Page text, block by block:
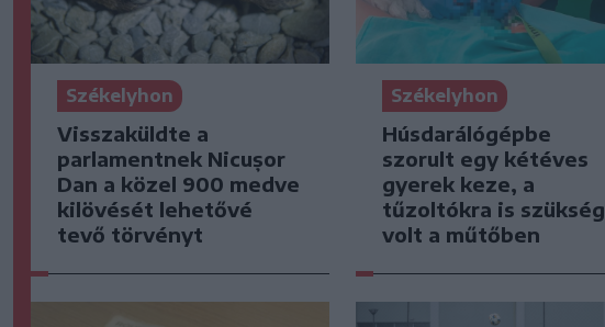
Székelyhon
Visszaküldte a
parlamentnek Nicușor
Dan a közel 900 medve
kilövését lehetővé
tevő törvényt
Székelyhon
Húsdarálógépbe
szorult egy kétéves
gyerek keze, a
tűzoltókra is szükség
volt a műtőben